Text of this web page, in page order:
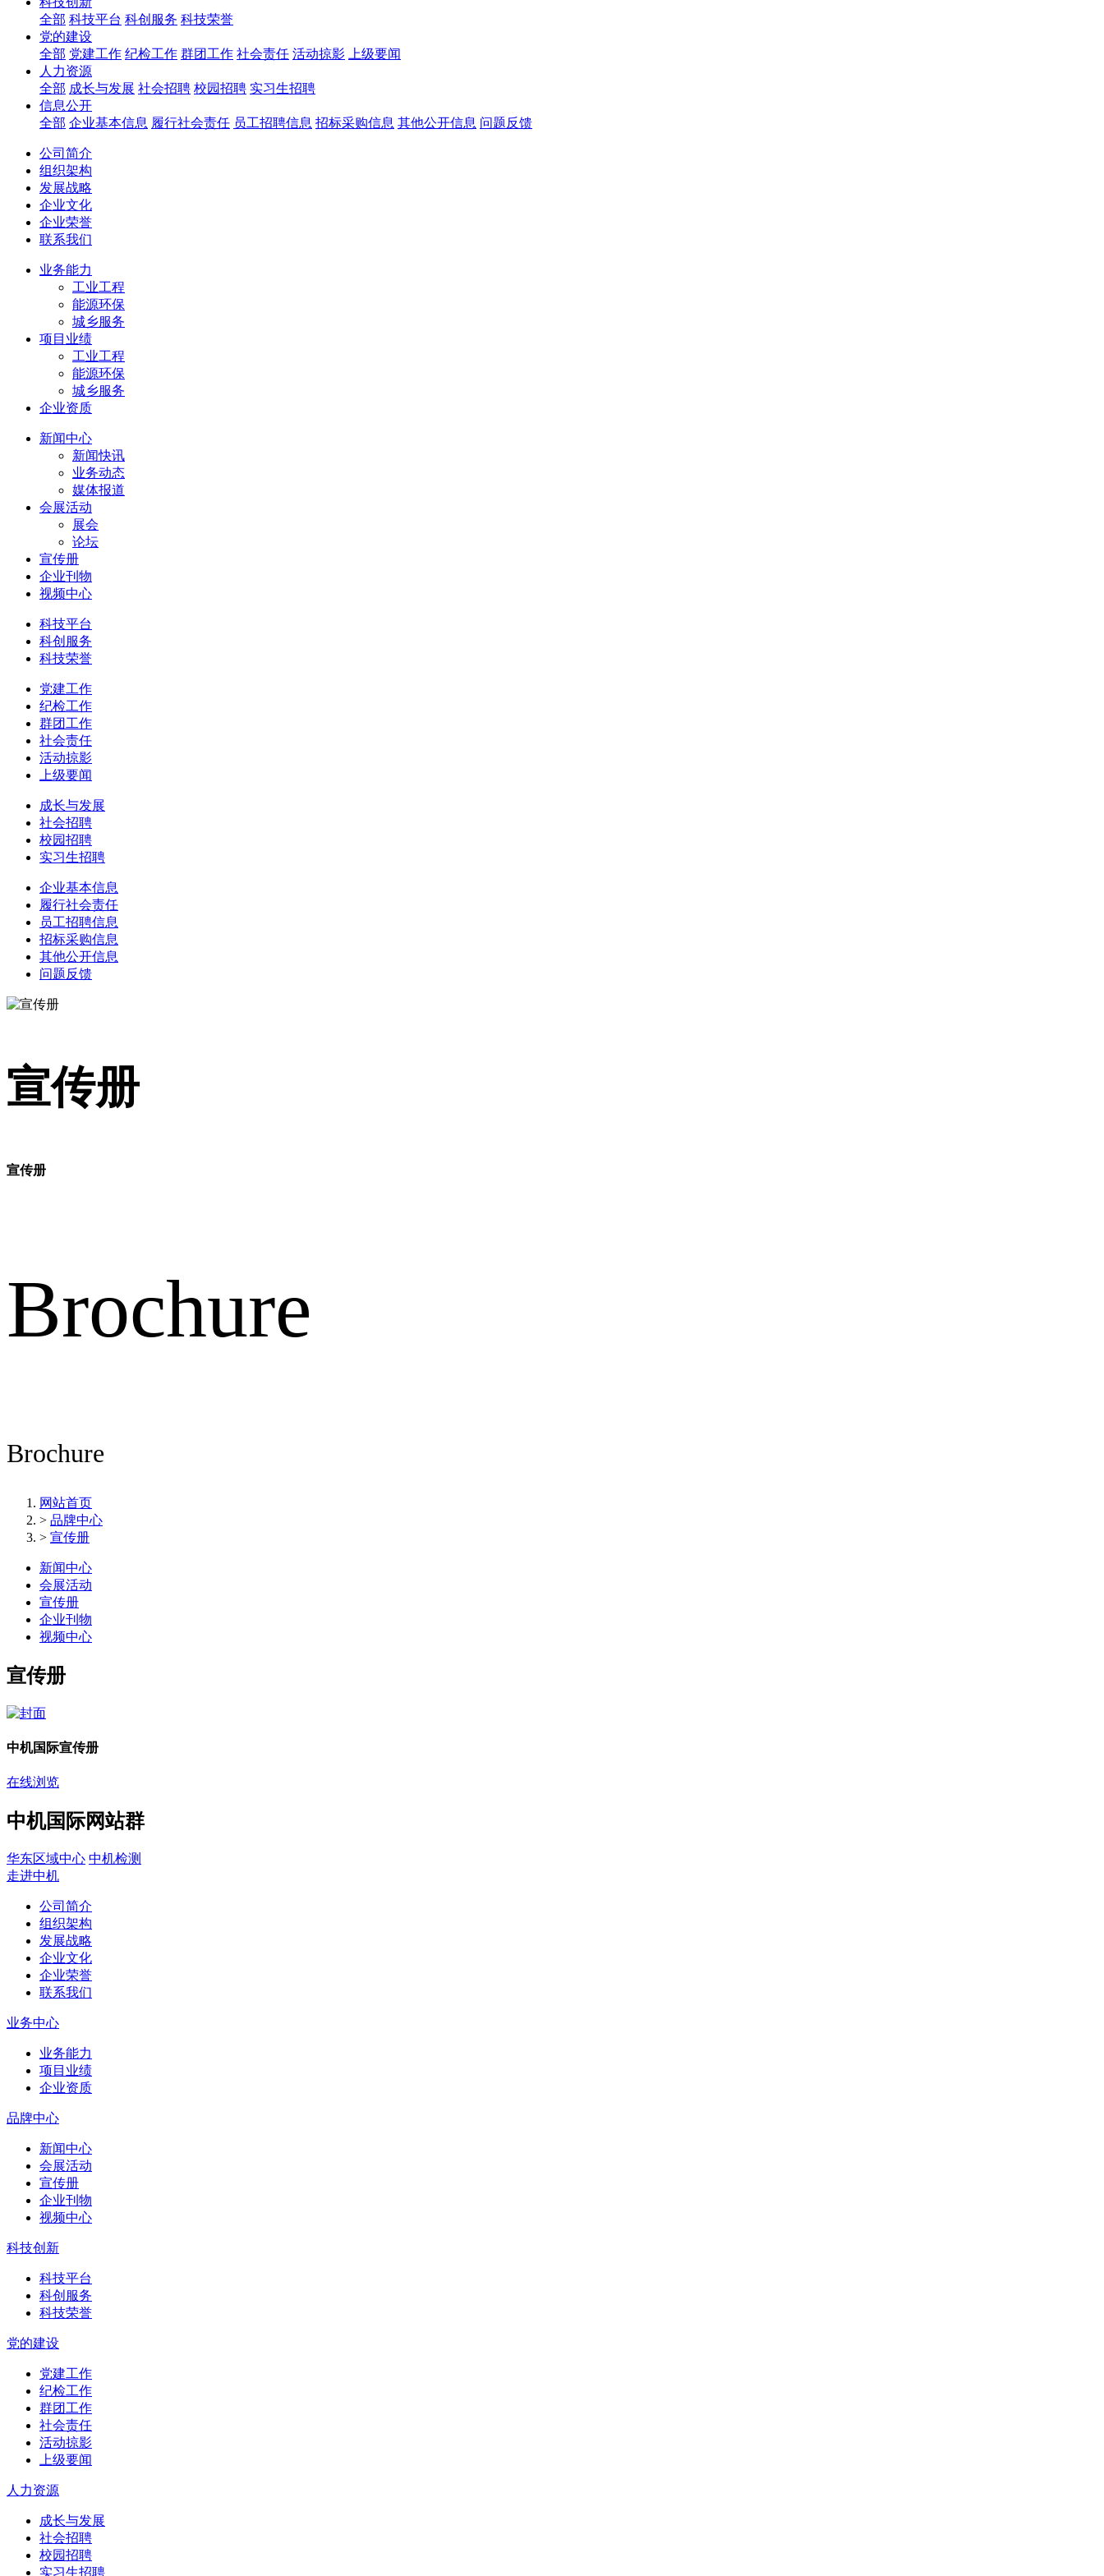
全部 科技平台 科创服务 科技荣誉
党的建设
全部 党建工作 纪检工作 群团工作 社会责任 活动掠影
上级要闻
人力资源
全部 成长与发展 社会招聘 校园招聘 实习生招聘
信息公开
全部 企业基本信息 履行社会责任 员工招聘信息 招标采购信息 其他公开信息 问题反馈
公司简介
组织架构
发展战略
企业文化
企业荣誉
联系我们
业务能力
工业工程
能源环保
城乡服务
项目业绩
工业工程
能源环保
城乡服务
企业资质
新闻中心
新闻快讯
业务动态
媒体报道
会展活动
展会
论坛
宣传册
企业刊物
视频中心
科技平台
科创服务
科技荣誉
党建工作
纪检工作
群团工作
社会责任
活动掠影
上级要闻
成长与发展
社会招聘
校园招聘
实习生招聘
企业基本信息
履行社会责任
员工招聘信息
招标采购信息
其他公开信息
问题反馈
宣传册
宣传册
Brochure
Brochure
网站首页
> 品牌中心
> 宣传册
新闻中心
会展活动
宣传册
企业刊物
视频中心
宣传册
中机国际宣传册
在线浏览
中机国际网站群
华东区域中心 中机检测
走进中机
公司简介
组织架构
发展战略
企业文化
企业荣誉
联系我们
业务中心
业务能力
项目业绩
企业资质
品牌中心
新闻中心
会展活动
宣传册
企业刊物
视频中心
科技创新
科技平台
科创服务
科技荣誉
党的建设
党建工作
纪检工作
群团工作
社会责任
活动掠影
上级要闻
人力资源
成长与发展
社会招聘
校园招聘
实习生招聘